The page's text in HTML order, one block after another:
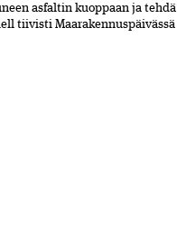
asfaltin kuoppaan ja tehdä
tiivisti Maarakennuspäivässä